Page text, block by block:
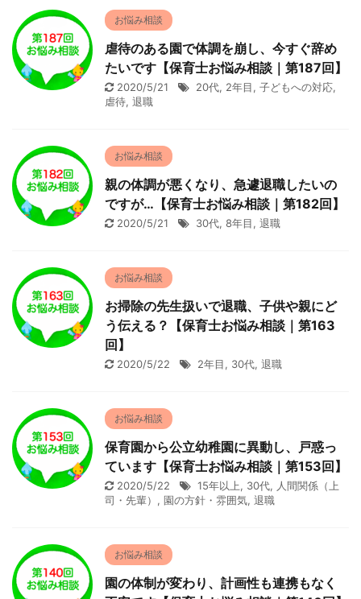
お悩み相談
虐待のある園で体調を崩し、今すぐ辞め
たいです【保育士お悩み相談｜第187回】
2020/5/21 20代, 2年目, 子どもへの対応,
虐待, 退職
お悩み相談
親の体調が悪くなり、急遽退職したいの
ですが…【保育士お悩み相談｜第182回】
2020/5/21 30代, 8年目, 退職
お悩み相談
お掃除の先生扱いで退職、子供や親にど
う伝える？【保育士お悩み相談｜第163
回】
2020/5/22 2年目, 30代, 退職
お悩み相談
保育園から公立幼稚園に異動し、戸惑っ
ています【保育士お悩み相談｜第153回】
2020/5/22 15年以上, 30代, 人間関係（上
司・先輩） , 園の方針・雰囲気, 退職
お悩み相談
園の体制が変わり、計画性も連携もなく